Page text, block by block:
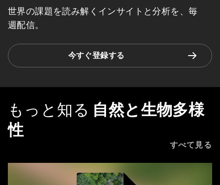
世界の課題を読み解くインサイトと分析を、毎
週配信。
今すぐ登録する
もっと知る 自然と生物多様
性
すべて見る